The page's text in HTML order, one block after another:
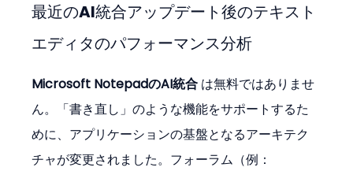
最近のAI統合アップデート後のテキスト
エディタのパフォーマンス分析
Microsoft NotepadのAI統合 は無料ではありませ
ん。「書き直し」のような機能をサポートするた
めに、アプリケーションの基盤となるアーキテク
チャが変更されました。フォーラム（例：